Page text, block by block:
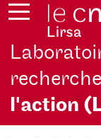
l'action